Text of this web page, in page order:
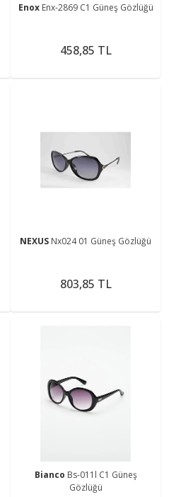
Enox Enx-2869 C1 Güneş Gözlüğü
458,85 TL
NEXUS Nx024 01 Güneş Gözlüğü
803,85 TL
Bianco Bs-011l C1 Güneş
Gözlüğü